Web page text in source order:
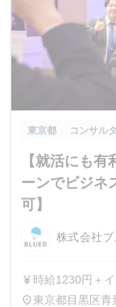
東京都 コンサル
【就活にも
ーンでビジネ
可】
株式会社ブ
currency_yen 時給1230円＋
place東京都目黒区